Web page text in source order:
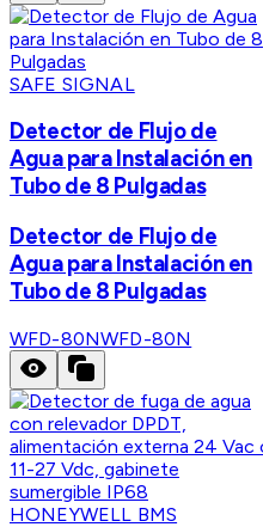
SAFE SIGNAL
Detector de Flujo de
Agua para Instalación en
Tubo de 8 Pulgadas
Detector de Flujo de
Agua para Instalación en
Tubo de 8 Pulgadas
WFD-80NWFD-80N
HONEYWELL BMS